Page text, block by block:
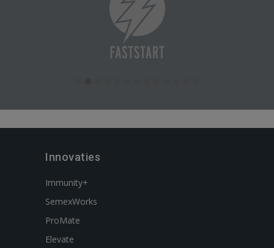
Innovaties
Immunity+
SemexWorks
ProMate
Elevate